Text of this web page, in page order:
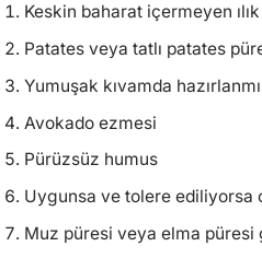
Keskin baharat içermeyen
Patates veya tatlı patates
Yumuşak kıvamda
Avokado ezmesi
Pürüzsüz humus
Uygunsa ve tolere ediliyorsa
Muz püresi veya elma